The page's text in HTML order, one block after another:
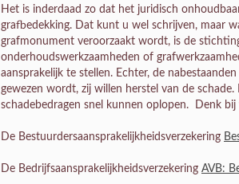
Het is inderdaad zo dat het juridisch
grafbedekking. Dat kunt u wel schrijven, maar
grafmonument veroorzaakt wordt, is de
onderhoudswerkzaamheden of
aansprakelijk te stellen. Echter, de
gewezen wordt, zij willen herstel van de
schadebedragen snel kunnen oplopen. Denk bij
De Bestuurdersaansprakelijkheidsverzekering
De Bedrijfsaansprakelijkheidsverzekering AVB: